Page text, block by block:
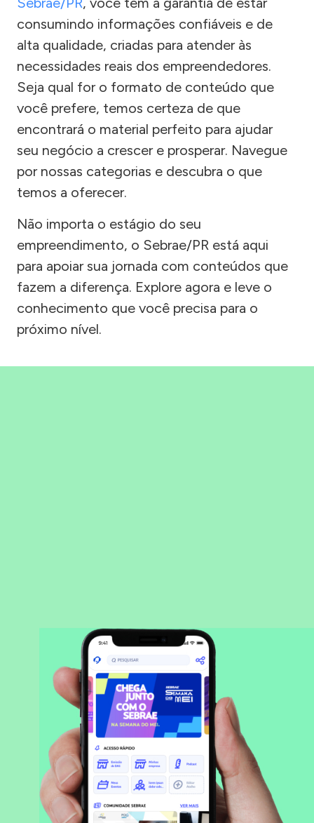
consumindo informações confiáveis e de
alta qualidade, criadas para atender às
necessidades reais dos empreendedores.
Seja qual for o formato de conteúdo que
você prefere, temos certeza de que
encontrará o material perfeito para ajudar
seu negócio a crescer e prosperar. Navegue
por nossas categorias e descubra o que
temos a oferecer.
Não importa o estágio do seu
empreendimento, o Sebrae/PR está aqui
para apoiar sua jornada com conteúdos que
fazem a diferença. Explore agora e leve o
conhecimento que você precisa para o
próximo nível.